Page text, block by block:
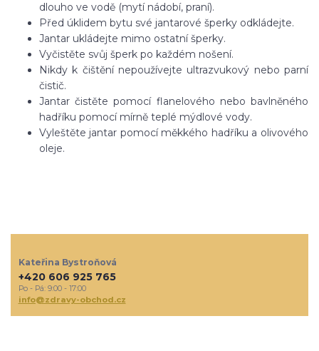
dlouho ve vodě (mytí nádobí, praní).
Před úklidem bytu své jantarové šperky odkládejte.
Jantar ukládejte mimo ostatní šperky.
Vyčistěte svůj šperk po každém nošení.
Nikdy k čištění nepoužívejte ultrazvukový nebo parní
čistič.
Jantar čistěte pomocí flanelového nebo bavlněného
hadříku pomocí mírně teplé mýdlové vody.
Vyleštěte jantar pomocí měkkého hadříku a olivového
oleje.
Kateřina Bystroňová
+420 606 925 765
Po - Pá: 9:00 - 17:00
info@zdravy-obchod.cz